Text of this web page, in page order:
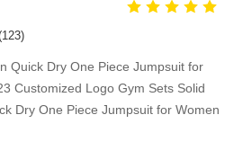
Quick Dry One Piece Jumpsuit for
Customized Logo Gym Sets Solid
Dry One Piece Jumpsuit for Women